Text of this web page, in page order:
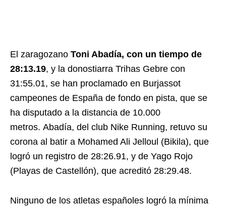
El zaragozano Toni Abadía, con un tiempo de
28:13.19, y la donostiarra Trihas Gebre con
31:55.01, se han proclamado en Burjassot
campeones de España de fondo en pista, que se
ha disputado a la distancia de 10.000
metros. Abadía, del club Nike Running, retuvo su
corona al batir a Mohamed Ali Jelloul (Bikila), que
logró un registro de 28:26.91, y de Yago Rojo
(Playas de Castellón), que acreditó 28:29.48.
Ninguno de los atletas españoles logró la mínima